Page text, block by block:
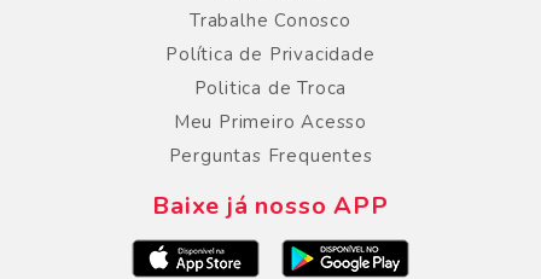
Trabalhe Conosco
Política de Privacidade
Politica de Troca
Meu Primeiro Acesso
Perguntas Frequentes
Baixe já nosso APP